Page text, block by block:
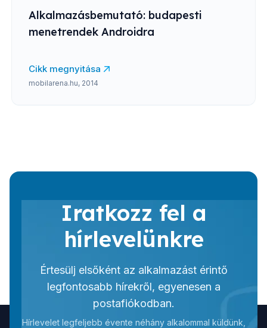
Alkalmazásbemutató: budapesti
menetrendek Androidra
Cikk megnyitása
mobilarena.hu, 2014
Iratkozz fel a
hírlevelünkre
Értesülj elsőként az alkalmazást érintő
legfontosabb hírekről, egyenesen a
postafiókodban.
Hírlevelet legfeljebb évente néhány alkalommal küldünk,